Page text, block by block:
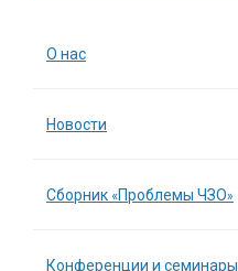
О нас
Новости
Сборник «Проблемы ЧЗО»
Конференции и семинары